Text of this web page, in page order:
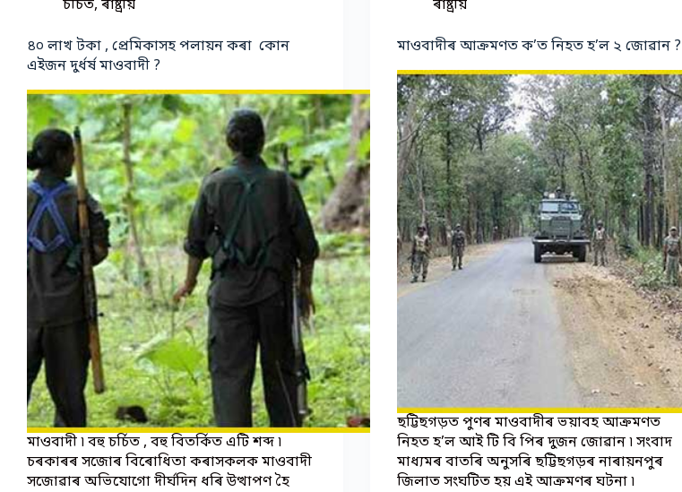
চৰ্চিত, ৰাষ্ট্ৰীয়
৪০ লাখ টকা , প্ৰেমিকাসহ পলায়ন কৰা কোন
এইজন দুৰ্ধৰ্ষ মাওবাদী ?
মাওবাদী ৷ বহু চৰ্চিত , বহু বিতৰ্কিত এটি শব্দ ৷
চৰকাৰৰ সজোৰ বিৰোধিতা কৰাসকলক মাওবাদী
সজোৱাৰ অভিযোগো দীৰ্ঘদিন ধৰি উত্থাপণ হৈ
ৰাষ্ট্ৰীয়
মাওবাদীৰ আক্ৰমণত ক’ত নিহত হ’ল ২ জোৱান ?
ছট্টিছগড়ত পুণৰ মাওবাদীৰ ভয়াবহ আক্ৰমণত
নিহত হ’ল আই টি বি পিৰ দুজন জোৱান ৷ সংবাদ
মাধ্যমৰ বাতৰি অনুসৰি ছট্টিছগড়ৰ নাৰায়নপুৰ
জিলাত সংঘটিত হয় এই আক্ৰমণৰ ঘটনা ৷